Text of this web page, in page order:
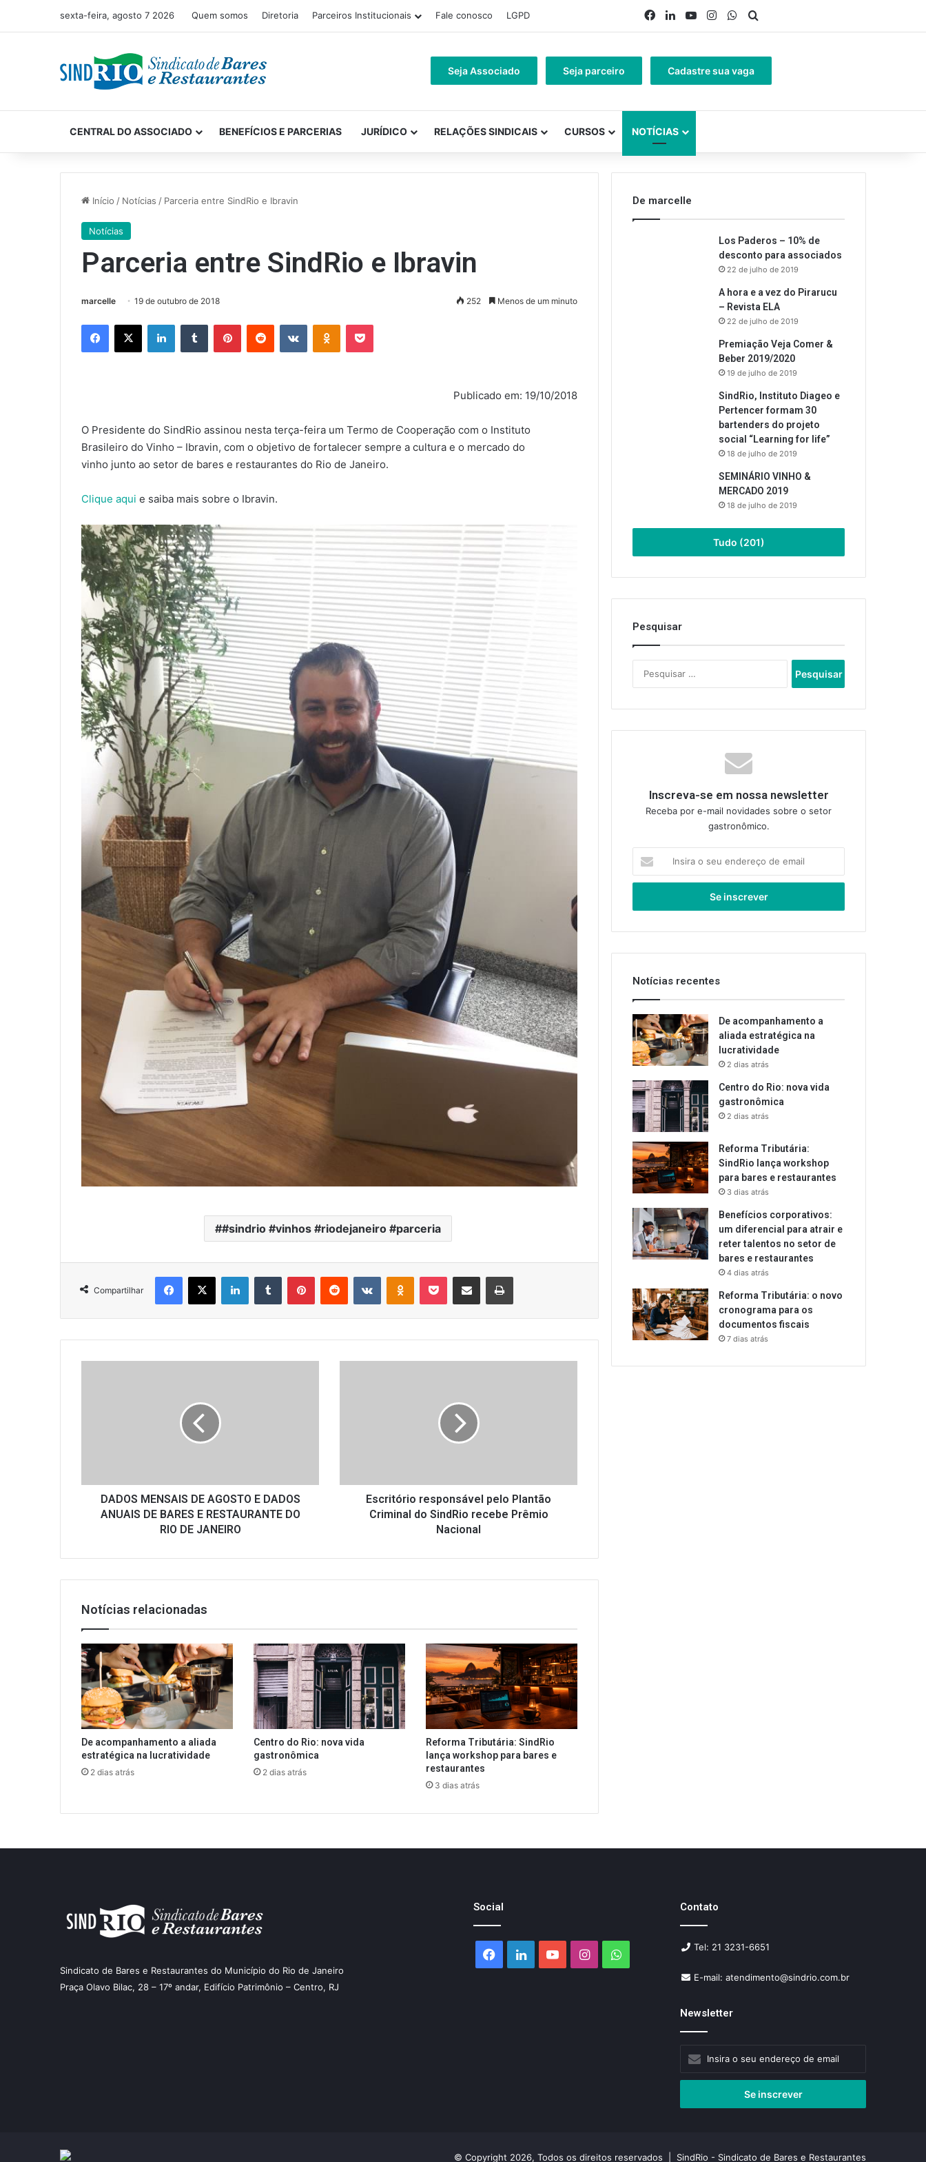
sexta-feira, agosto 7 2026 Quem somos Diretoria Parceiros Institucionais Fale conosco LGPD Facebook
LinkedinYouTubeInstagramWhatsApp
Seja Associado Seja parceiro Cadastre sua vaga
CENTRAL DO ASSOCIADO BENEFÍCIOS E PARCERIAS JURÍDICO RELAÇÕES SINDICAIS CURSOS NOTÍCIAS
Início / Notícias / Parceria entre SindRio e Ibravin
Notícias
Parceria entre SindRio e Ibravin
marcelle 19 de outubro de 2018 252 Menos de um minuto
Facebook
X LinkedinTumblr PinterestReddit VK OK Pocket
Publicado em: 19/10/2018
O Presidente do SindRio assinou nesta terça-feira um Termo de Cooperação com o Instituto
Brasileiro do Vinho – Ibravin, com o objetivo de fortalecer sempre a cultura e o mercado do
vinho junto ao setor de bares e restaurantes do Rio de Janeiro.
Clique aqui e saiba mais sobre o Ibravin.
#sindrio #vinhos #riodejaneiro #parceria
Compartilhar
Facebook
X LinkedinTumblr PinterestReddit VK OK Pocket Compartilhar via e-mail Imprimir
BARES
RESTAURANTE
DADOS MENSAIS DE AGOSTO E DADOS
ANUAIS DE BARES E RESTAURANTE DO
RIO DE JANEIRO
Prêmio
NacionalEscritório responsável pelo Plantão
Criminal do SindRio recebe Prêmio
Nacional
Notícias relacionadas
De acompanhamento a aliada
estratégica na lucratividade
2 dias atrás
Centro do Rio: nova vida
gastronômica
2 dias atrás
Reforma Tributária: SindRio
lança workshop para bares e
restaurantes
3 dias atrás
De marcelle
Los Paderos – 10% de
desconto para associados
22 de julho de 2019
A hora e a vez do Pirarucu
– Revista ELA
22 de julho de 2019
Premiação Veja Comer &
Beber 2019/2020
19 de julho de 2019
SindRio, Instituto Diageo e
Pertencer formam 30
bartenders do projeto
social “Learning for life”
18 de julho de 2019
SEMINÁRIO VINHO &
MERCADO 2019
18 de julho de 2019
Tudo (201)
Pesquisar
por:
Inscreva-se em nossa newsletter
Receba por e-mail novidades sobre o setor
gastronômico.
seu
de
Notícias recentes
De acompanhamento a
aliada estratégica na
lucratividade
2 dias atrás
Centro do Rio: nova vida
gastronômica
2 dias atrás
Reforma Tributária:
SindRio lança workshop
para bares e restaurantes
3 dias atrás
Benefícios corporativos:
um diferencial para atrair e
reter talentos no setor de
bares e restaurantes
4 dias atrás
Reforma Tributária: o novo
cronograma para os
documentos fiscais
7 dias atrás
Sindicato de Bares e Restaurantes do Município do Rio de Janeiro
Praça Olavo Bilac, 28 – 17º andar, Edifício Patrimônio – Centro, RJ
Social
Facebook
LinkedinYouTubeInstagramWhatsApp
Contato
Tel: 21 3231-6651
E-mail: atendimento@sindrio.com.br
Newsletter
seu
de
© Copyright 2026, Todos os direitos reservados | SindRio - Sindicato de Bares e Restaurantes